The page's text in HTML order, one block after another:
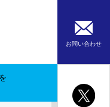
お問い合わせ